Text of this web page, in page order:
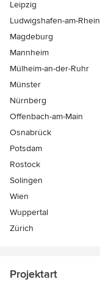
Leipzig
Ludwigshafen-am-Rhein
Magdeburg
Mannheim
Mülheim-an-der-Ruhr
Münster
Nürnberg
Offenbach-am-Main
Osnabrück
Potsdam
Rostock
Solingen
Wien
Wuppertal
Zürich
Projektart